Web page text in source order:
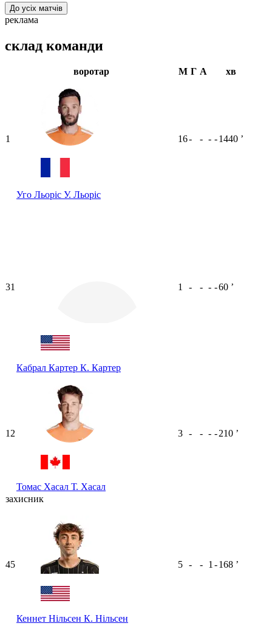
До усіх матчів
реклама
склад команди
воротар М Г А хв
1
Уго Льоріс У. Льоріс
16- - - -1440 ʼ
31
Кабрал Картер К. Картер
1 - - - -60 ʼ
12
Томас Хасал Т. Хасал
3 - - - -210 ʼ
захисник
45
Кеннет Нільсен К. Нільсен
5 - - 1 -168 ʼ